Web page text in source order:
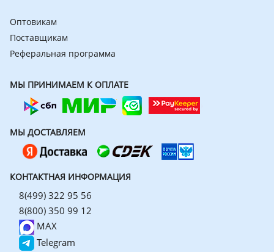
Оптовикам
Поставщикам
Реферальная программа
МЫ ПРИНИМАЕМ К ОПЛАТЕ
МЫ ДОСТАВЛЯЕМ
КОНТАКТНАЯ ИНФОРМАЦИЯ
8(499) 322 95 56
8(800) 350 99 12
MAX
Telegram